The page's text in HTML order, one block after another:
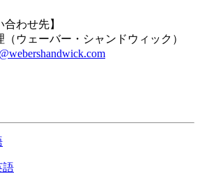
わせ先】
（ウェーバー・シャンドウィック）
語